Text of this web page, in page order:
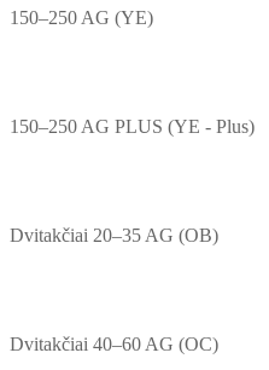
150–250 AG (YE)
150–250 AG PLUS (YE - Plus)
Dvitakčiai 20–35 AG (OB)
Dvitakčiai 40–60 AG (OC)